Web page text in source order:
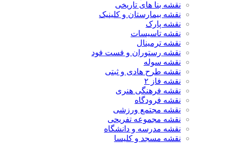
نقشه بنا های تاریخی
نقشه بیمارستان و کلینیک
نقشه پارک
نقشه تاسیسات
نقشه ترمینال
نقشه رستوران و فست فود
نقشه سوله
نقشه طرح هادی و ثبتی
نقشه فاز ۲
نقشه فرهنگی هنری
نقشه فرودگاه
نقشه مجتمع ورزشی
نقشه مجموعه تفریحی
نقشه مدرسه و دانشگاه
نقشه مسجد و کلیسا